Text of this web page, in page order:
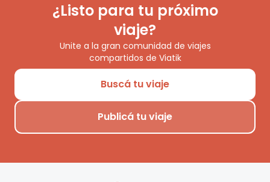
¿Listo para tu próximo
viaje?
Unite a la gran comunidad de viajes
compartidos de Viatik
Buscá tu viaje
Publicá tu viaje